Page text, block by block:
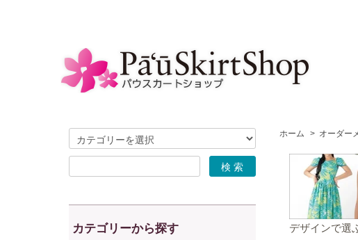
ホーム > オーダー
デザインで選
カテゴリーから探す